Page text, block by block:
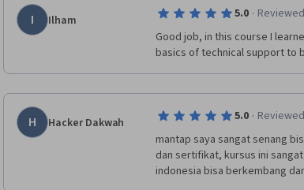
I Ilham 5.0 ·
Good job, in this course I
basics of technical support to
H Hacker Dakwah 5.0 ·
mantap saya sangat senang
dan sertifikat, kursus ini
indonesia bisa berkembang